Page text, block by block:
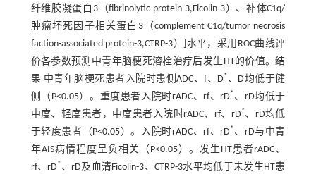
纤维胶凝蛋白3（fibrinolytic protein 3,Ficolin-3）、补体C1q/
肿瘤坏死因子相关蛋白3（complement C1q/tumor necrosis
faction-associated protein-3,CTRP-3）]水平，采用ROC曲线评
价各参数预测中青年脑梗死溶栓治疗后发生HT的价值。结
果 中青年脑梗死患者入院时患侧ADC、f、D* 、D均低于健
侧（P<0.05）。重度患者入院时rADC、rf、rD* 、rD均低于
中度、轻度患者，中度患者入院时rADC、rf、rD*、rD均低
于轻度患者（P<0.05）。入院时rADC、rf、rD* 、rD与中青
年AIS病情程度呈负相关（P<0.05）。发生HT患者rADC、
rf、rD* 、rD及血清Ficolin-3、CTRP-3水平均低于未发生HT患